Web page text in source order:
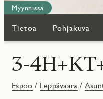
Myynnissä
Tietoa Pohjakuva
3-
Espoo / Leppävaara /